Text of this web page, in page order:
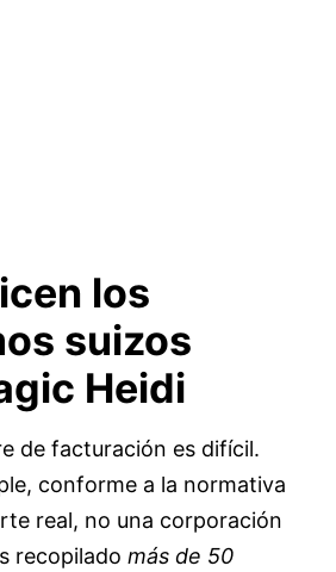
los
suizos
Heidi
de facturación es difícil.
conforme a la normativa
real, no una corporación
recopilado más de 50